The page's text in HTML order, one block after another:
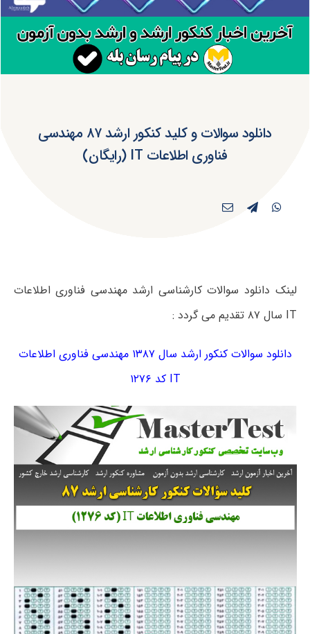
دانلود سوالات و کلید کنکور ارشد ۸۷ مهندسی
فناوری اطلاعات IT (رایگان)
لینک دانلود سوالات کارشناسی ارشد مهندسی فناوری اطلاعات
IT سال ۸۷ تقدیم می گردد :
دانلود سوالات کنکور ارشد سال ۱۳۸۷ مهندسی فناوری اطلاعات
IT کد ۱۲۷۶